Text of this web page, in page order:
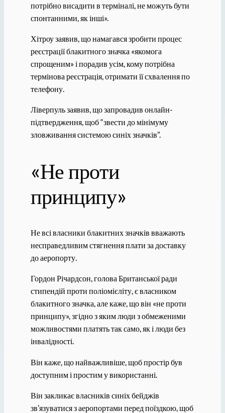
потрібно висадити в терміналі, не можуть бути
спонтанними, як інші».
Хітроу заявив, що намагався зробити процес
реєстрації блакитного значка «якомога
спрощеним» і порадив усім, кому потрібна
термінова реєстрація, отримати її схвалення по
телефону.
Ліверпуль заявив, що запровадив онлайн-
підтвердження, щоб “звести до мінімуму
зловживання системою синіх значків”.
«Не проти
принципу»
Не всі власники блакитних значків вважають
несправедливим стягнення плати за доставку
до аеропорту.
Гордон Річардсон, голова Британської ради
стипендій проти поліомієліту, є власником
блакитного значка, але каже, що він «не проти
принципу», згідно з яким люди з обмеженими
можливостями платять так само, як і люди без
інвалідності.
Він каже, що найважливіше, щоб простір був
доступним і простим у використанні.
Він закликає власників синіх бейджів
зв’язуватися з аеропортами перед поїздкою, щоб